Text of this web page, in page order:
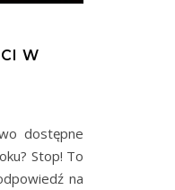
W
dostępne
Stop! To
na